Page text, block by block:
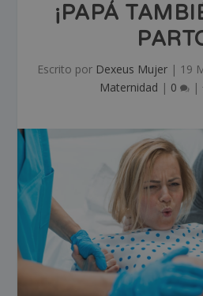
¡PAPÁ
Escrito por Dexeus Mujer | 19
Maternidad | 0 |